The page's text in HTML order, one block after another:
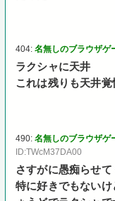
404:名無しのブラウザゲ
ラクシャに天井
これは残りも天井
490:名無しのブラウザゲ
ID:TWcM37DA00
さすがに愚痴らせて
特に好きでもない